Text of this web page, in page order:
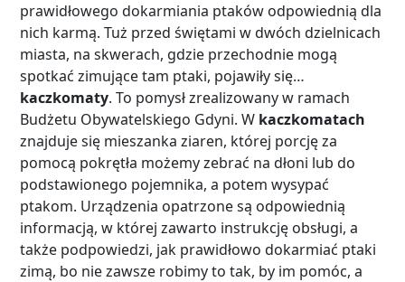
prawidłowego dokarmiania ptaków odpowiednią dla
nich karmą. Tuż przed świętami w dwóch dzielnicach
miasta, na skwerach, gdzie przechodnie mogą
spotkać zimujące tam ptaki, pojawiły się…
kaczkomaty. To pomysł zrealizowany w ramach
Budżetu Obywatelskiego Gdyni. W kaczkomatach
znajduje się mieszanka ziaren, której porcję za
pomocą pokrętła możemy zebrać na dłoni lub do
podstawionego pojemnika, a potem wysypać
ptakom. Urządzenia opatrzone są odpowiednią
informacją, w której zawarto instrukcję obsługi, a
także podpowiedzi, jak prawidłowo dokarmiać ptaki
zimą, bo nie zawsze robimy to tak, by im pomóc, a